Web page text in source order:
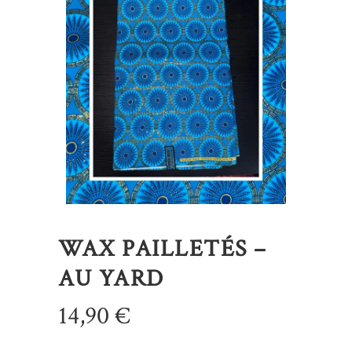
WAX PAILLETÉS –
AU YARD
14,90€